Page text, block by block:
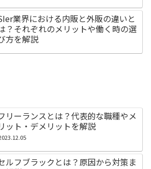
業界における内販と外販の違いと
？それぞれのメリットや働く時の選
方を解説
リーランスとは？代表的な職種やメ
ット・デメリットを解説
ルフブラックとは？原因から対策ま